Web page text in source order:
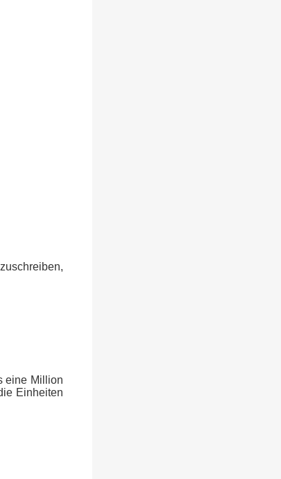
eine Million
Einheiten